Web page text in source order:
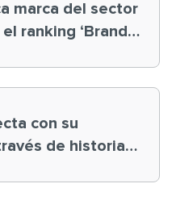
marca del sector
‘Brand
con su
de historias